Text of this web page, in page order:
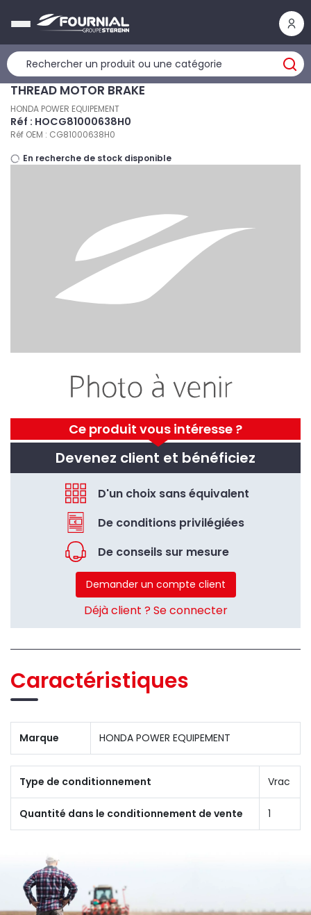
Ce produit vous intéresse ?
Devenez client et bénéficiez
D'un choix sans équivalent
De conditions privilégiées
De conseils sur mesure
Demander un compte client
Déjà client ? Se connecter
THREAD MOTOR BRAKE
HONDA POWER EQUIPEMENT
Réf : HOCG81000638H0
Réf OEM : CG81000638H0
En recherche de stock disponible
Caractéristiques
Marque HONDA POWER EQUIPEMENT
Type de conditionnement Vrac
Quantité dans le conditionnement de vente 1